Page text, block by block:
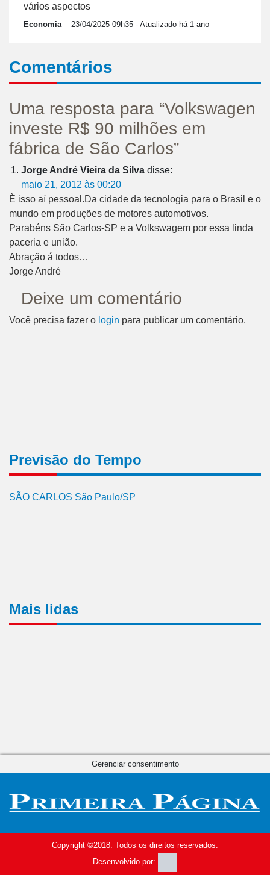
vários aspectos
Economia 23/04/2025 09h35 - Atualizado há 1 ano
Comentários
Uma resposta para “Volkswagen
investe R$ 90 milhões em
fábrica de São Carlos”
Jorge André Vieira da Silva disse:
maio 21, 2012 às 00:20
È isso aí pessoal.Da cidade da tecnologia para o Brasil e o
mundo em produções de motores automotivos.
Parabéns São Carlos-SP e a Volkswagem por essa linda
paceria e união.
Abração á todos…
Jorge André
Deixe um comentário
Você precisa fazer o login para publicar um comentário.
Previsão do Tempo
SÃO CARLOS São Paulo/SP
Mais lidas
Copyright ©2018. Todos os direitos reservados.
Desenvolvido por:
Gerenciar consentimento